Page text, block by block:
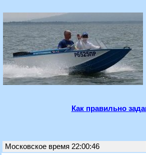
Как правильно
Московское время 22:00:46